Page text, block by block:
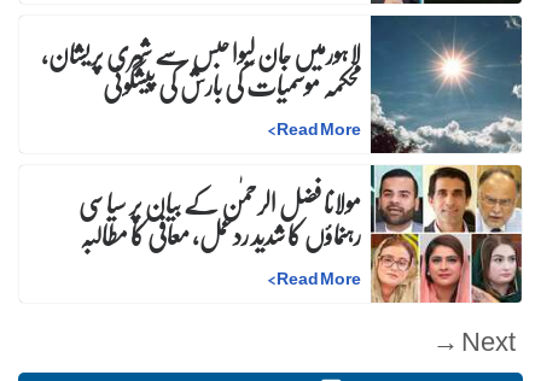
لاہورمیں جان لیوا حبس سے شہری پریشان،
محکمہ موسمیات کی بارش کی پیشگوئی
Read More
>
مولانا فضل الرحمٰن کے بیان پر سیاسی
رہنماؤں کا شدید ردعمل، معافی کا مطالبہ
Read More
>
Next →